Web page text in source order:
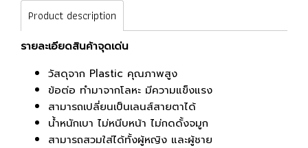
Product description
รายละเอียดสินค้าจุดเด่น
วัสดุจาก Plastic คุณภาพสูง
ข้อต่อ ทำมาจากโลหะ มีความแข็งแรง
สามารถเปลี่ยนเป็นเลนส์สายตาได้
น้ำหนักเบา ไม่หนีบหน้า ไม่กดดั้งจมูก
สามารถสวมใส่ได้ทั้งผู้หญิง และผู้ชาย